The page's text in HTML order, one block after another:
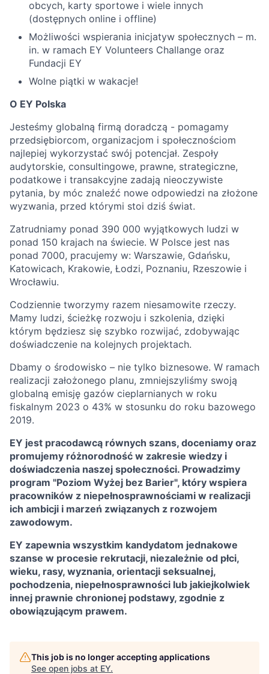
obcych, karty sportowe i wiele innych
(dostępnych online i offline)
Możliwości wspierania inicjatyw społecznych – m.
in. w ramach EY Volunteers Challange oraz
Fundacji EY
Wolne piątki w wakacje!
O EY Polska
Jesteśmy globalną firmą doradczą - pomagamy
przedsiębiorcom, organizacjom i społecznościom
najlepiej wykorzystać swój potencjał. Zespoły
audytorskie, consultingowe, prawne, strategiczne,
podatkowe i transakcyjne zadają nieoczywiste
pytania, by móc znaleźć nowe odpowiedzi na złożone
wyzwania, przed którymi stoi dziś świat.
Zatrudniamy ponad 390 000 wyjątkowych ludzi w
ponad 150 krajach na świecie. W Polsce jest nas
ponad 7000, pracujemy w: Warszawie, Gdańsku,
Katowicach, Krakowie, Łodzi, Poznaniu, Rzeszowie i
Wrocławiu.
Codziennie tworzymy razem niesamowite rzeczy.
Mamy ludzi, ścieżkę rozwoju i szkolenia, dzięki
którym będziesz się szybko rozwijać, zdobywając
doświadczenie na kolejnych projektach.
Dbamy o środowisko – nie tylko biznesowe. W ramach
realizacji założonego planu, zmniejszyliśmy swoją
globalną emisję gazów cieplarnianych w roku
fiskalnym 2023 o 43% w stosunku do roku bazowego
2019.
EY jest pracodawcą równych szans, doceniamy oraz
promujemy różnorodność w zakresie wiedzy i
doświadczenia naszej społeczności. Prowadzimy
program "Poziom Wyżej bez Barier", który wspiera
pracowników z niepełnosprawnościami w realizacji
ich ambicji i marzeń związanych z rozwojem
zawodowym.
EY zapewnia wszystkim kandydatom jednakowe
szanse w procesie rekrutacji, niezależnie od płci,
wieku, rasy, wyznania, orientacji seksualnej,
pochodzenia, niepełnosprawności lub jakiejkolwiek
innej prawnie chronionej podstawy, zgodnie z
obowiązującym prawem.
This job is no longer accepting applications
See open jobs at EY.